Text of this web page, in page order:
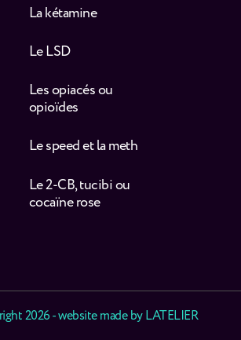
La kétamine
Le LSD
Les opiacés ou
opioïdes
Le speed et la meth
Le 2-CB, tucibi ou
cocaïne rose
2026 - website made byLATELIER